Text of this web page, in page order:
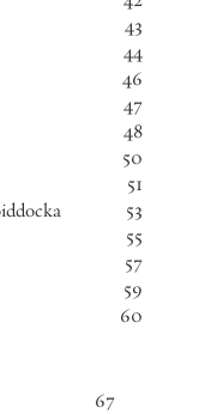
43
44
46
47
48
50
51
53
55
57
59
60
67